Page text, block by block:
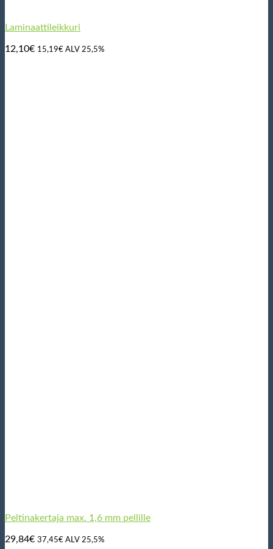
Laminaattileikkuri
12,10€ 15,19€ ALV 25,5%
Peltinakertaja max. 1,6 mm pellille
29,84€ 37,45€ ALV 25,5%